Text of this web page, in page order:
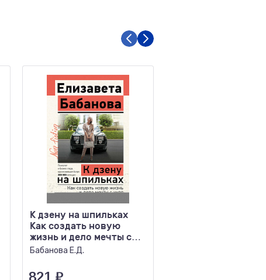
К дзену на шпильках
Как создать новую
жизнь и дело мечты с
нуля
Бабанова Е.Д.
821 ₽